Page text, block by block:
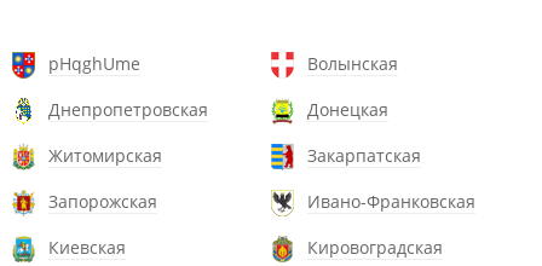
pHqghUme
Волынская
Днепропетровская
Донецкая
Житомирская
Закарпатская
Запорожская
Ивано-Франковская
Киевская
Кировоградская